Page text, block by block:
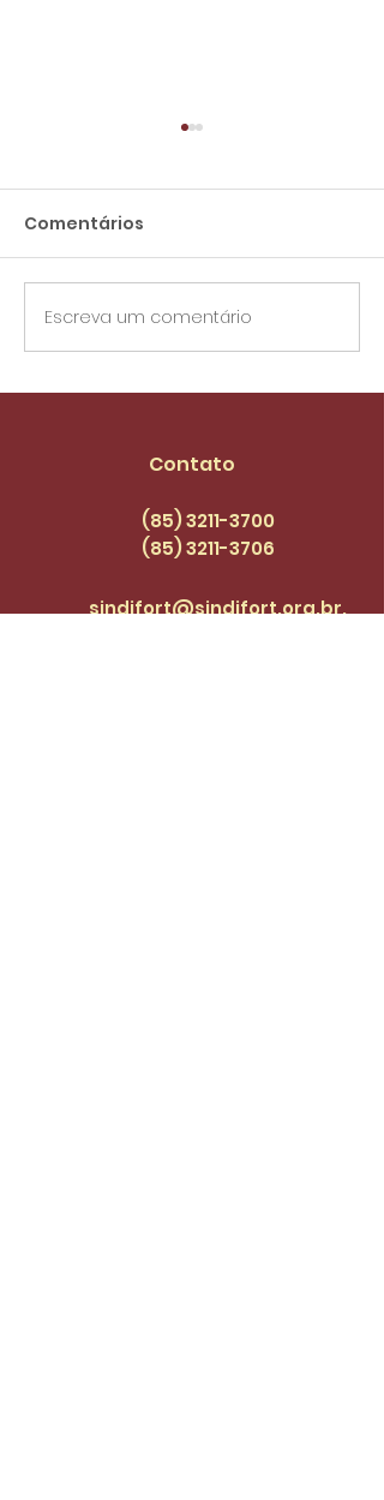
Novo horário de
funcionamento
Comentários
Escreva um comentário
Contato
(85) 3211-3700
(85) 3211-3706
sindifort@sindifort.org.br.